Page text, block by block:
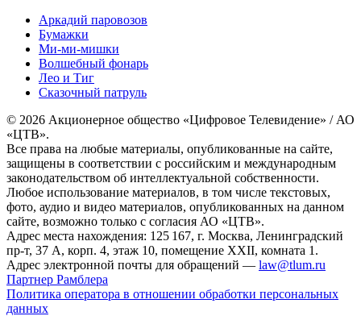
Аркадий паровозов
Бумажки
Ми-ми-мишки
Волшебный фонарь
Лео и Тиг
Сказочный патруль
© 2026 Акционерное общество «Цифровое Телевидение» / АО
«ЦТВ».
Все права на любые материалы, опубликованные на сайте,
защищены в соответствии с российским и международным
законодательством об интеллектуальной собственности.
Любое использование материалов, в том числе текстовых,
фото, аудио и видео материалов, опубликованных на данном
сайте, возможно только с согласия АО «ЦТВ».
Адрес места нахождения: 125 167, г. Москва, Ленинградский
пр-т, 37 А, корп. 4, этаж 10, помещение XXII, комната 1.
Адрес электронной почты для обращений — law@tlum.ru
Партнер Рамблера
Политика оператора в отношении обработки персональных
данных